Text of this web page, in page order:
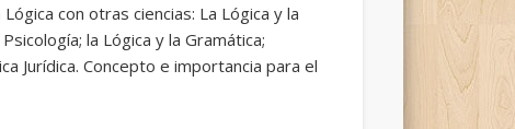
con otras ciencias: La Lógica y la
la Lógica y la Gramática;
Jurídica. Concepto e importancia para el